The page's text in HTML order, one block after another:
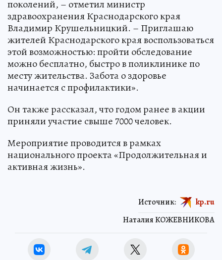
поколений, – отметил министр
здравоохранения Краснодарского края
Владимир Крушельницкий. – Приглашаю
жителей Краснодарского края воспользоваться
этой возможностью: пройти обследование
можно бесплатно, быстро в поликлинике по
месту жительства. Забота о здоровье
начинается с профилактики».
Он также рассказал, что годом ранее в акции
приняли участие свыше 7000 человек.
Мероприятие проводится в рамках
национального проекта «Продолжительная и
активная жизнь».
Наталия КОЖЕВНИКОВА
Источник: kp.ru